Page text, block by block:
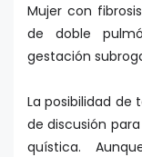
Mujer con
de doble
gestación
La posibilidad de
de discusión
quística.